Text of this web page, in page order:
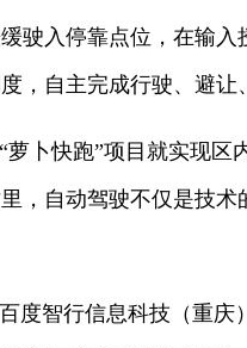
驶入停靠点位，在输入
，自主完成行驶、避让
卜快跑”项目就实现区
，自动驾驶不仅是技术
度智行信息科技（重庆